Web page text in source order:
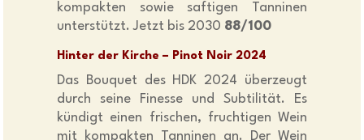
kompakten sowie saftigen Tanninen
unterstützt. Jetzt bis 2030 88/100
Hinter der Kirche – Pinot Noir 2024
Das Bouquet des HDK 2024 überzeugt
durch seine Finesse und Subtilität. Es
kündigt einen frischen, fruchtigen Wein
mit kompakten Tanninen an. Der Wein